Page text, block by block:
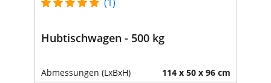
Hubtischwagen - 500 kg
Abmessungen (LxBxH) 114 x 50 x 96 cm